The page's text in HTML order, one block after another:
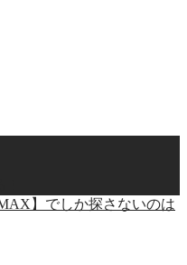
】でしか探さないのは